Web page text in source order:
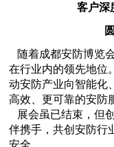
客户深
随着成都安防博览
在行业内的领先地位
动安防产业向智能化
高效、更可靠的安防
展会虽已结束，但
伴携手，共创安防行
安全。